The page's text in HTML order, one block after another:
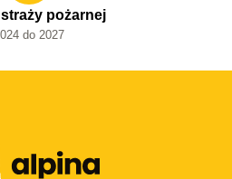
pożarnej
do 2027